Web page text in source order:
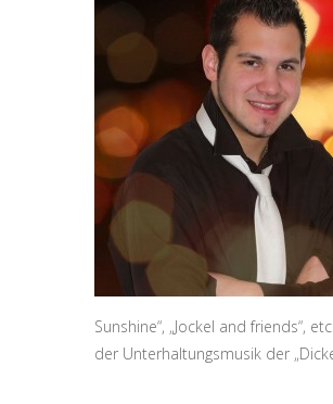
Sunshine“, „Jockel and friends“,
der Unterhaltungsmusik der